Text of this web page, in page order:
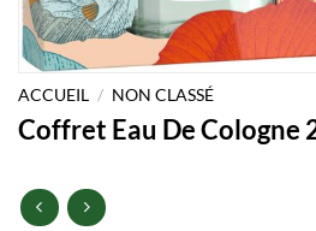
ACCUEIL / NON CLASSÉ
Coffret Eau De Cologne